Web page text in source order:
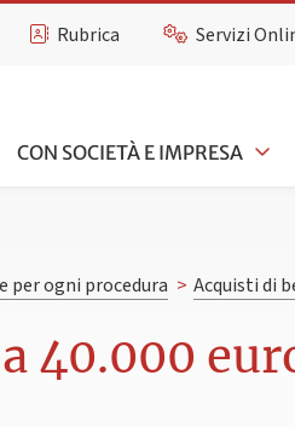
Rubrica Servizi
CON SOCIETÀ E IMPRESA
ogni procedura > Acquisti di
40.000